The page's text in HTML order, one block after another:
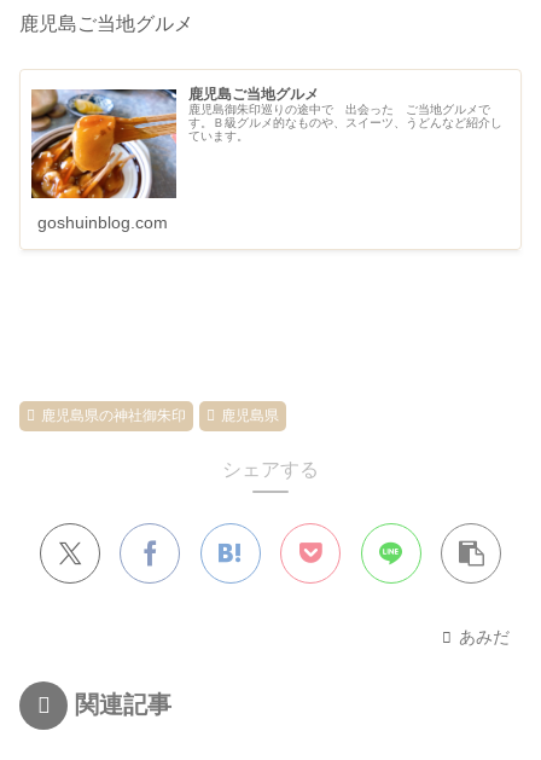
鹿児島ご当地グルメ
鹿児島ご当地グルメ
鹿児島御朱印巡りの途中で 出会った ご当地グルメで
す。Ｂ級グルメ的なものや、スイーツ、うどんなど紹介し
ています。
goshuinblog.com
鹿児島県の神社御朱印 鹿児島県
シェアする
あみだ
関連記事